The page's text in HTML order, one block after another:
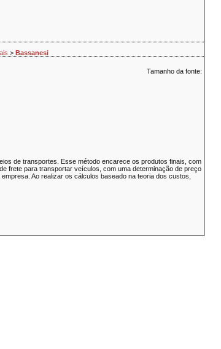
> Bassanesi
Tamanho da fonte:
de transportes. Esse método encarece os produtos finais, com
frete para transportar veículos, com uma determinação de preço
Ao realizar os cálculos baseado na teoria dos custos,